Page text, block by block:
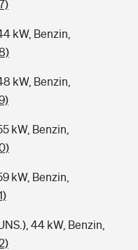
kW, Benzin,
kW, Benzin,
kW, Benzin,
kW, Benzin,
44 kW, Benzin,